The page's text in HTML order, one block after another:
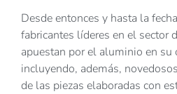
Desde entonces y hasta la
fabricantes líderes en el sector
apuestan por el aluminio en su
incluyendo, además,
de las piezas elaboradas con